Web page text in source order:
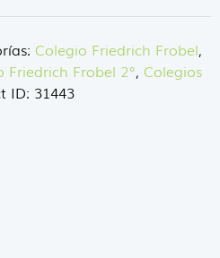
Colegio Friedrich Frobel,
Friedrich Frobel 2°, Colegios
ID: 31443